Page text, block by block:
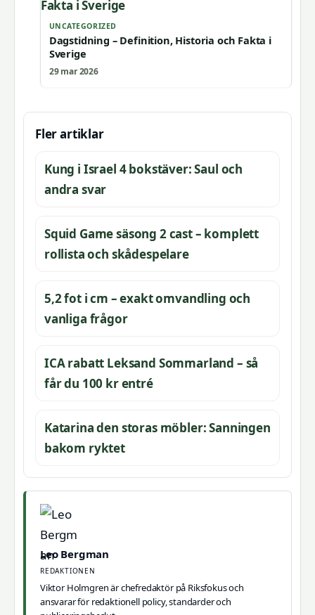
UNCATEGORIZED
Dagstidning – Definition, Historia och Fakta i
Sverige
29 mar 2026
Fler artiklar
Kung i Israel 4 bokstäver: Saul och
andra svar
Squid Game säsong 2 cast – komplett
rollista och skådespelare
5,2 fot i cm – exakt omvandling och
vanliga frågor
ICA rabatt Leksand Sommarland – så
får du 100 kr entré
Katarina den storas möbler: Sanningen
bakom ryktet
Leo Bergman
REDAKTIONEN
Viktor Holmgren är chefredaktör på Riksfokus och
ansvarar för redaktionell policy, standarder och